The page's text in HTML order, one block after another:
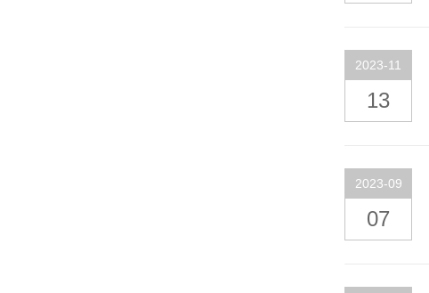
2023-11
13
2023-09
07